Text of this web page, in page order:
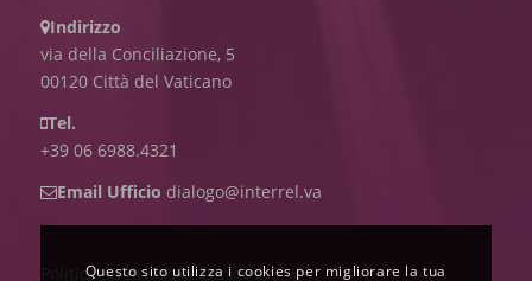
Indirizzo
via della Conciliazione, 5
00120 Città del Vaticano
Tel.
+39 06 6988.4321
Email Ufficio dialogo@interrel.va
Politica su privacy e cookies
Questo sito utilizza i cookies per migliorare la tua